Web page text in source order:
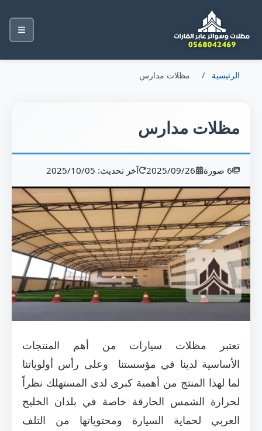
الرئيسية / مظلات مدارس
مظلات مدارس
6 صورة 2025/09/26 آخر تحديث: 2025/10/05
تعتبر مظلات سيارات من أهم المنتجات
الأساسية لدينا في مؤسستنا وعلى رأس أولوياتنا
لما لهذا المنتج من أهمية كبرى لدى المستهلك نظراً
لحرارة الشمس الحارقة خاصة في بلدان الخليج
العربي لحماية السيارة ومحتوياتها من التلف